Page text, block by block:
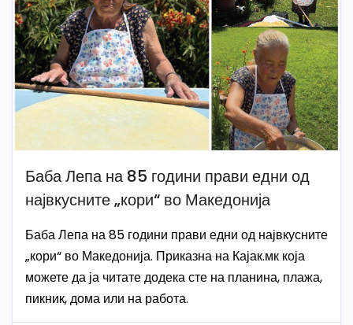
Баба Лепа на 85 години прави едни од
највкусните „кори“ во Македонија
Баба Лепа на 85 години прави едни од највкусните
„кори“ во Македонија. Приказна на Кајак.мк која
можете да ја читате додека сте на планина, плажа,
пикник, дома или на работа.